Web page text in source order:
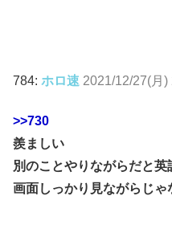
784: ホロ速 2021/12/27(月
>>730
羨ましい
別のことやりながらだと
画面しっかり見ながらじゃ